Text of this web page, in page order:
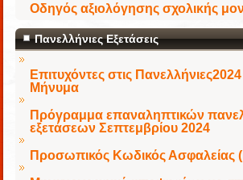
Οδηγός αξιολόγησης σχολικής
Πανελλήνιες Εξετάσεις
Επιτυχόντες στις
Μήνυμα
Πρόγραμμα επαναληπτικών
εξετάσεων Σεπτεμβρίου 2024
Προσωπικός Κωδικός Ασφαλείας